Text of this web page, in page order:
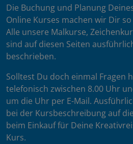
Die Buchung und Planung
Online Kurses machen wir Dir
Alle unsere Malkurse,
sind auf diesen Seiten
beschrieben.
Solltest Du doch einmal Fragen
telefonisch zwischen 8.00 Uhr
um die Uhr per E-Mail.
bei der Kursbeschreibung auf
beim Einkauf für Deine
Kurs.